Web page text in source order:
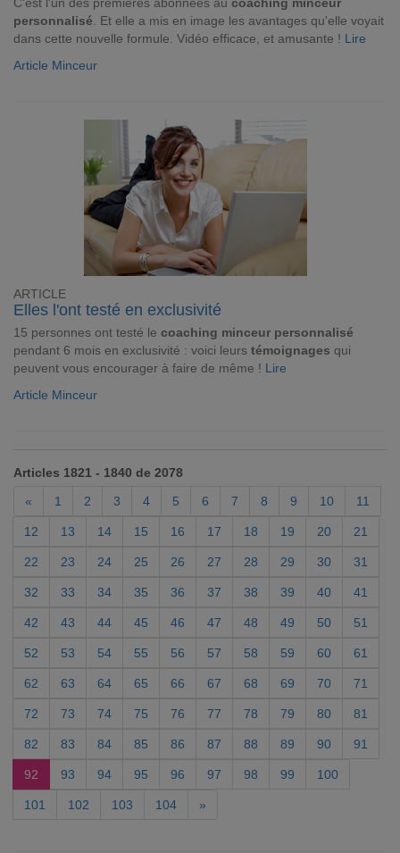
personnalisé . Et elle a mis en image les avantages qu'elle voyait
dans cette nouvelle formule. Vidéo efficace, et amusante ! Lire
Article Minceur
ARTICLE
Elles l'ont testé en exclusivité
15 personnes ont testé le coaching minceur personnalisé
pendant 6 mois en exclusivité : voici leurs témoignages qui
peuvent vous encourager à faire de même ! Lire
Article Minceur
Articles 1821 - 1840 de 2078
«
1 2 3 4 5 6 7 8 9 10 11
12 13 14 15 16 17 18 19 20 21
22 23 24 25 26 27 28 29 30 31
32 33 34 35 36 37 38 39 40 41
42 43 44 45 46 47 48 49 50 51
52 53 54 55 56 57 58 59 60 61
62 63 64 65 66 67 68 69 70 71
72 73 74 75 76 77 78 79 80 81
82 83 84 85 86 87 88 89 90 91
92 93 94 95 96 97 98 99 100
101 102 103 104 »